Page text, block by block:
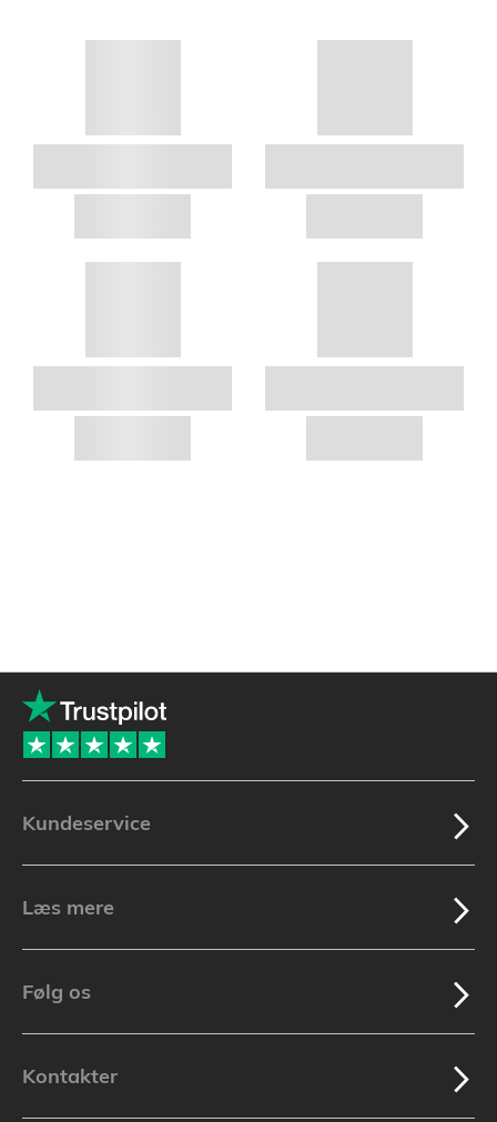
Kundeservice
Læs mere
Følg os
Kontakter